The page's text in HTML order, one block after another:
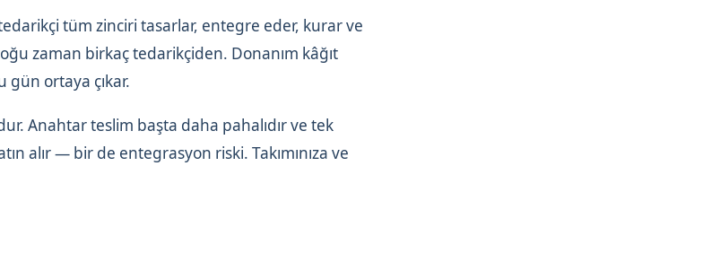
tüm zinciri tasarlar, entegre eder, kurar ve
zaman birkaç tedarikçiden. Donanım kâğıt
ortaya çıkar.
Anahtar teslim başta daha pahalıdır ve tek
alır — bir de entegrasyon riski. Takımınıza ve